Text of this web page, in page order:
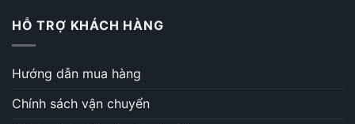
HỖ TRỢ KHÁCH HÀNG
Hướng dẫn mua hàng
Chính sách vận chuyển